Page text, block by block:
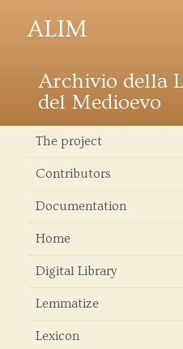
ALIM
Archivio della
del Medioevo
The project
Contributors
Documentation
Home
Digital Library
Lemmatize
Lexicon